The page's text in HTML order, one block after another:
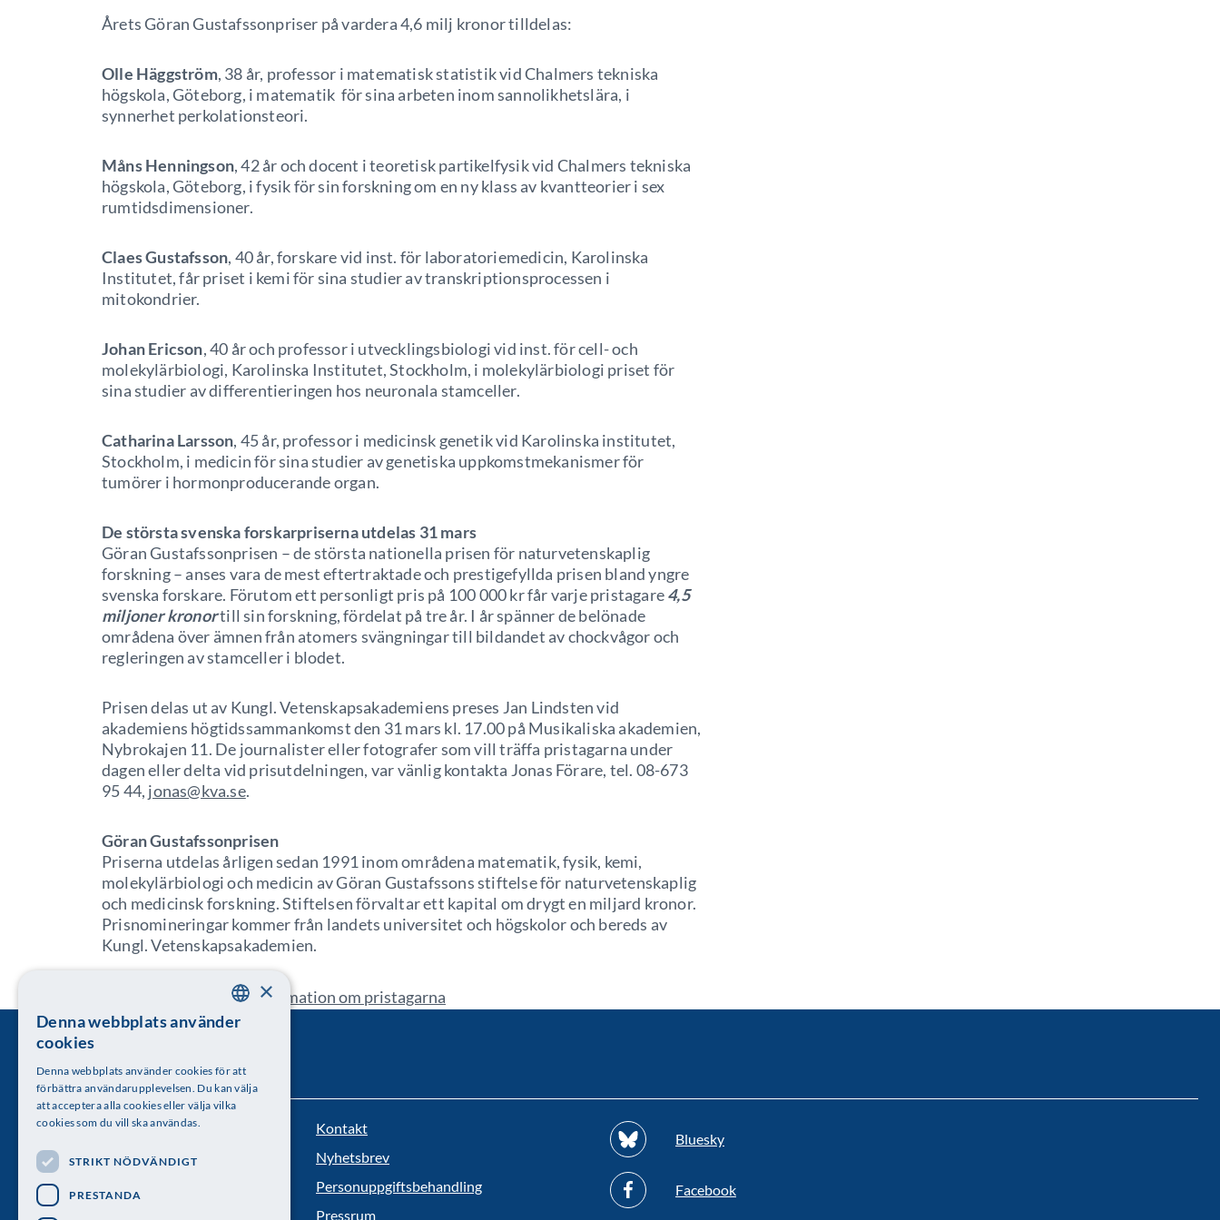
Årets Göran Gustafssonpriser på vardera 4,6 milj kronor tilldelas:
Olle Häggström, 38 år, professor i matematisk statistik vid Chalmers tekniska
högskola, Göteborg, i matematik för sina arbeten inom sannolikhetslära, i
synnerhet perkolationsteori.
Måns Henningson, 42 år och docent i teoretisk partikelfysik vid Chalmers tekniska
högskola, Göteborg, i fysik för sin forskning om en ny klass av kvantteorier i sex
rumtidsdimensioner.
Claes Gustafsson, 40 år, forskare vid inst. för laboratoriemedicin, Karolinska
Institutet, får priset i kemi för sina studier av transkriptionsprocessen i
mitokondrier.
Johan Ericson, 40 år och professor i utvecklingsbiologi vid inst. för cell- och
molekylärbiologi, Karolinska Institutet, Stockholm, i molekylärbiologi priset för
sina studier av differentieringen hos neuronala stamceller.
Catharina Larsson, 45 år, professor i medicinsk genetik vid Karolinska institutet,
Stockholm, i medicin för sina studier av genetiska uppkomstmekanismer för
tumörer i hormonproducerande organ.
De största svenska forskarpriserna utdelas 31 mars
Göran Gustafssonprisen – de största nationella prisen för naturvetenskaplig
forskning – anses vara de mest eftertraktade och prestigefyllda prisen bland yngre
svenska forskare. Förutom ett personligt pris på 100 000 kr får varje pristagare4,5
miljoner kronortill sin forskning, fördelat på tre år. I år spänner de belönade
områdena över ämnen från atomers svängningar till bildandet av chockvågor och
regleringen av stamceller i blodet.
Prisen delas ut av Kungl. Vetenskapsakademiens preses Jan Lindsten vid
akademiens högtidssammankomst den 31 mars kl. 17.00 på Musikaliska akademien,
Nybrokajen 11. De journalister eller fotografer som vill träffa pristagarna under
dagen eller delta vid prisutdelningen, var vänlig kontakta Jonas Förare, tel. 08-673
95 44, jonas@kva.se.
Göran Gustafssonprisen
Priserna utdelas årligen sedan 1991 inom områdena matematik, fysik, kemi,
molekylärbiologi och medicin av Göran Gustafssons stiftelse för naturvetenskaplig
och medicinsk forskning. Stiftelsen förvaltar ett kapital om drygt en miljard kronor.
Prisnomineringar kommer från landets universitet och högskolor och bereds av
Kungl. Vetenskapsakademien.
Populärvetenskaplig information om pristagarna
Kungl. Vetenskapsakademien
Besöksadress: Lilla Frescativägen 4A
Telefon: 08-673 95 00
Kontakt
Nyhetsbrev
Personuppgiftsbehandling
Pressrum
Bluesky
Facebook
SWEDISH
×
Denna webbplats använder
cookies
Denna webbplats använder cookies för att
förbättra användarupplevelsen. Du kan välja
att acceptera alla cookies eller välja vilka
cookies som du vill ska användas.
STRIKT NÖDVÄNDIGT
PRESTANDA